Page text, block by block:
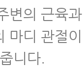
변의 근육
마디 관절
니다.